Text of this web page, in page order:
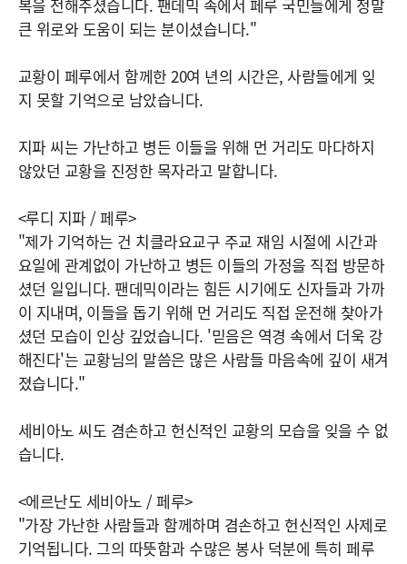
복을 전해주셨습니다. 팬데믹 속에서 페루 국민들에게 정말
큰 위로와 도움이 되는 분이셨습니다."
교황이 페루에서 함께한 20여 년의 시간은, 사람들에게 잊
지 못할 기억으로 남았습니다.
지파 씨는 가난하고 병든 이들을 위해 먼 거리도 마다하지
않았던 교황을 진정한 목자라고 말합니다.
<루디 지파 / 페루>
"제가 기억하는 건 치클라요교구 주교 재임 시절에 시간과
요일에 관계없이 가난하고 병든 이들의 가정을 직접 방문하
셨던 일입니다. 팬데믹이라는 힘든 시기에도 신자들과 가까
이 지내며, 이들을 돕기 위해 먼 거리도 직접 운전해 찾아가
셨던 모습이 인상 깊었습니다. '믿음은 역경 속에서 더욱 강
해진다'는 교황님의 말씀은 많은 사람들 마음속에 깊이 새겨
졌습니다."
세비아노 씨도 겸손하고 헌신적인 교황의 모습을 잊을 수 없
습니다.
<에르난도 세비아노 / 페루>
"가장 가난한 사람들과 함께하며 겸손하고 헌신적인 사제로
기억됩니다. 그의 따뜻함과 수많은 봉사 덕분에 특히 페루